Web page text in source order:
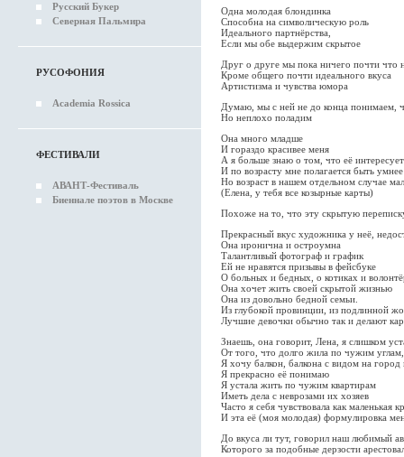
Русский Букер
Северная Пальмира
РУСОФОНИЯ
Academia Rossica
ФЕСТИВАЛИ
АВАНТ-Фестиваль
Биеннале поэтов в Москве
Одна молодая блондинка
Способна на символическую роль
Идеального партнёрства,
Если мы обе выдержим скрытое
Друг о друге мы пока ничего почти что
Кроме общего почти идеального вкуса
Артистизма и чувства юмора
Думаю, мы с ней не до конца понимаем,
Но неплохо поладим
Она много младше
И гораздо красивее меня
А я больше знаю о том, что её интересует
И по возрасту мне полагается быть умнее
Но возраст в нашем отдельном случае
(Елена, у тебя все козырные карты)
Похоже на то, что эту скрытую
Прекрасный вкус художника у неё,
Она иронична и остроумна
Талантливый фотограф и график
Ей не нравятся призывы в фейсбуке
О больных и бедных, о котиках и
Она хочет жить своей скрытой жизнью
Она из довольно бедной семьи.
Из глубокой провинции, из подлинной
Лучшие девочки обычно так и делают
Знаешь, она говорит, Лена, я слишком
От того, что долго жила по чужим углам,
Я хочу балкон, балкона с видом на город
Я прекрасно её понимаю
Я устала жить по чужим квартирам
Иметь дела с неврозами их хозяев
Часто я себя чувствовала как маленькая
И эта её (моя молодая) формулировка
До вкуса ли тут, говорил наш любимый
Которого за подобные дерзости